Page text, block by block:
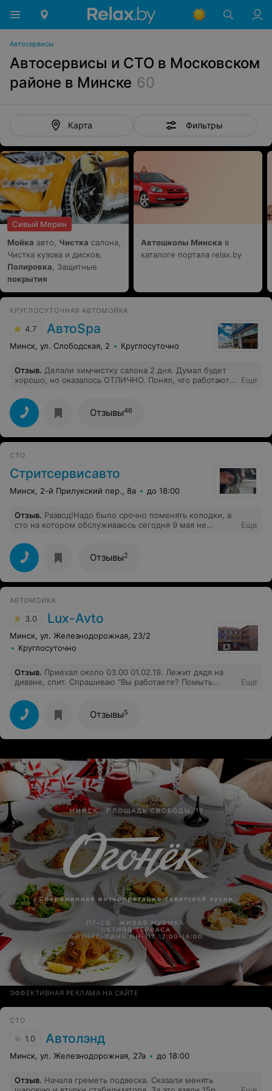
Автосервисы
Автосервисы и СТО в Московском
районе в Минске 60
Карта Фильтры
Сивый Мерин
Мойка авто, Чистка салона,
Чистка кузова и дисков,
Полировка , Защитные
покрытия
Автошколы Минска в
каталоге портала relax.by
КРУГЛОСУТОЧНАЯ АВТОМОЙКА
4.7 АвтоSpa
Минск, ул. Слободская, 2 Круглосуточно
Отзыв. Делали химчистку салона 2 дня. Думал будет
хорошо, но оказалось ОТЛИЧНО. Понял, что работают
Еще
Отзывы46
СТО
Стритсервисавто
Минск, 2-й Прилукский пер., 8а до 18:00
Отзыв. Развод!Надо было срочно поменять колодки, а
сто на котором обслуживаюсь сегодня 9 мая не
руб.,после замены насчитали 450 000 аргументируя
,что долго снимали т.к все прикорело, в итоге дал 300
000 и на это сто больше ни ногой!
Еще
Отзывы2
АВТОМОЙКА
3.0 Lux-Avto
Минск, ул. Железнодорожная, 23/2
Круглосуточно
Отзыв. Приехал около 03.00 01.02.19. Лежит дядя на
диване, спит. Спрашиваю "Вы работаете? Помыть
"А ты утром никак не можешь заехать ? "Пожелал ему
спокойной ночи и уехал.А между прочим, не раз мыл
машину там раньше. Отвратительно.
Еще
Отзывы5
ЭФФЕКТИВНАЯ РЕКЛАМА НА САЙТЕ
СТО
1.0 Автолэнд
Минск, ул. Железнодорожная, 27а до 18:00
Отзыв. Начала греметь подвеска. Сказали менять